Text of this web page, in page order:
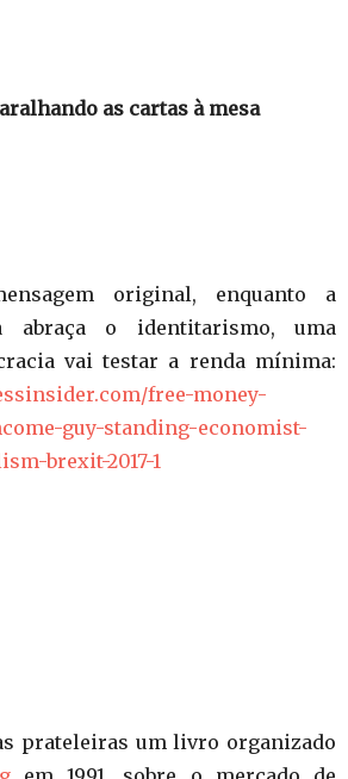
original, enquanto a
abraça o identitarismo, uma
vai testar a renda mínima:
free-money-
guy-standing-economist-
brexit-2017-1
prateleiras um livro organizado